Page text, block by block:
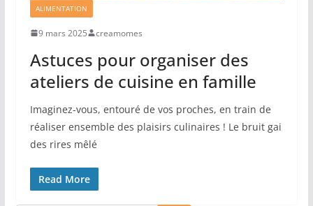
ALIMENTATION
9 mars 2025 creamomes
Astuces pour organiser des
ateliers de cuisine en famille
Imaginez-vous, entouré de vos proches, en train de
réaliser ensemble des plaisirs culinaires ! Le bruit gai
des rires mêlé
Read More